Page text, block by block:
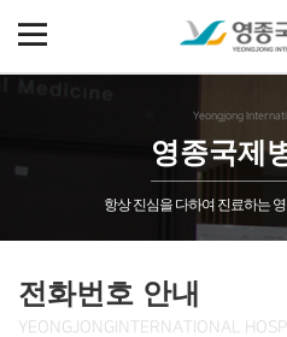
Yeongjong
영종국제
항상 진심을 다하여 진료하는
전화번호 안내
YEONGJONG INTERNATIONAL